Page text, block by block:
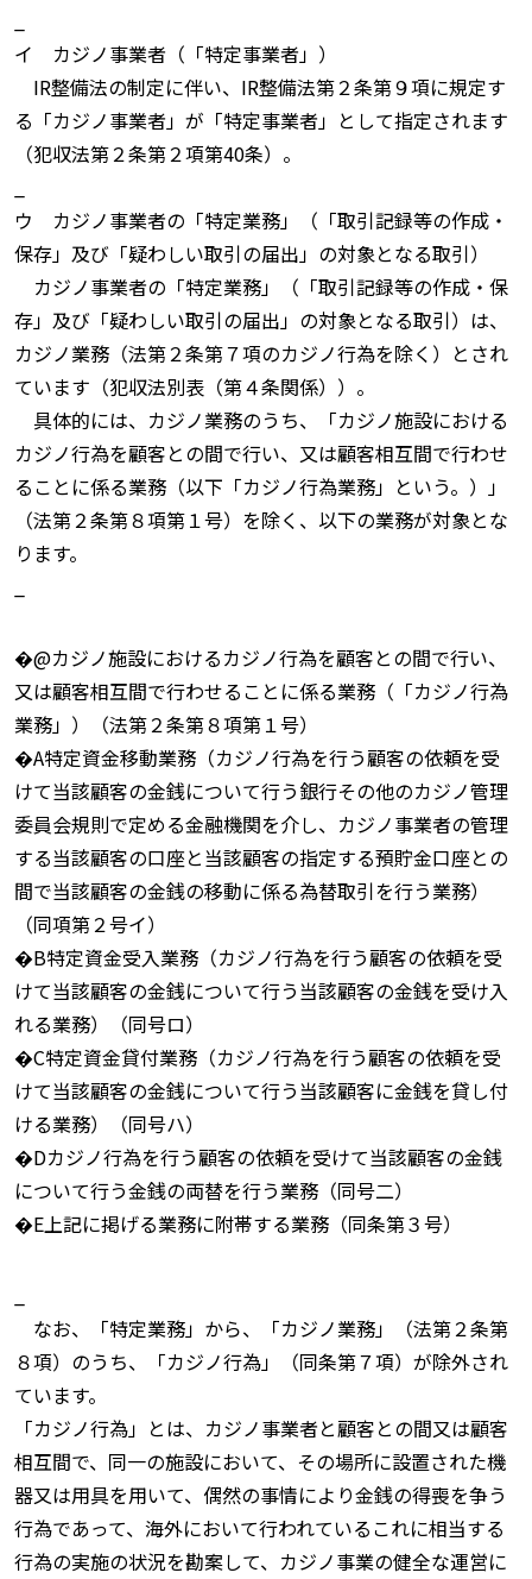
イ カジノ事業者（「特定事業者」）
IR整備法の制定に伴い、IR整備法第２条第９項に規定す
る「カジノ事業者」が「特定事業者」として指定されます
（犯収法第２条第２項第40条）。
ウ カジノ事業者の「特定業務」（「取引記録等の作成・
保存」及び「疑わしい取引の届出」の対象となる取引）
カジノ事業者の「特定業務」（「取引記録等の作成・保
存」及び「疑わしい取引の届出」の対象となる取引）は、
カジノ業務（法第２条第７項のカジノ行為を除く）とされ
ています（犯収法別表（第４条関係））。
具体的には、カジノ業務のうち、「カジノ施設における
カジノ行為を顧客との間で行い、又は顧客相互間で行わせ
ることに係る業務（以下「カジノ行為業務」という。）」
（法第２条第８項第１号）を除く、以下の業務が対象とな
ります。
�@カジノ施設におけるカジノ行為を顧客との間で行い、
又は顧客相互間で行わせることに係る業務（「カジノ行為
業務」）（法第２条第８項第１号）
�A特定資金移動業務（カジノ行為を行う顧客の依頼を受
けて当該顧客の金銭について行う銀行その他のカジノ管理
委員会規則で定める金融機関を介し、カジノ事業者の管理
する当該顧客の口座と当該顧客の指定する預貯金口座との
間で当該顧客の金銭の移動に係る為替取引を行う業務）
（同項第２号イ）
�B特定資金受入業務（カジノ行為を行う顧客の依頼を受
けて当該顧客の金銭について行う当該顧客の金銭を受け入
れる業務）（同号ロ）
�C特定資金貸付業務（カジノ行為を行う顧客の依頼を受
けて当該顧客の金銭について行う当該顧客に金銭を貸し付
ける業務）（同号ハ）
�Dカジノ行為を行う顧客の依頼を受けて当該顧客の金銭
について行う金銭の両替を行う業務（同号二）
�E上記に掲げる業務に附帯する業務（同条第３号）
なお、「特定業務」から、「カジノ業務」（法第２条第
８項）のうち、「カジノ行為」（同条第７項）が除外され
ています。
「カジノ行為」とは、カジノ事業者と顧客との間又は顧客
相互間で、同一の施設において、その場所に設置された機
器又は用具を用いて、偶然の事情により金銭の得喪を争う
行為であって、海外において行われているこれに相当する
行為の実施の状況を勘案して、カジノ事業の健全な運営に